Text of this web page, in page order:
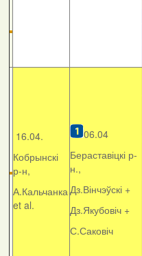
16.04.
Кобрынскі
р-н,
А.Кальчанка
et al.
06.04
Бераставіцкі р-
н.,
Дз.Вінчэўскі +
Дз.Якубовіч +
С.Саковіч